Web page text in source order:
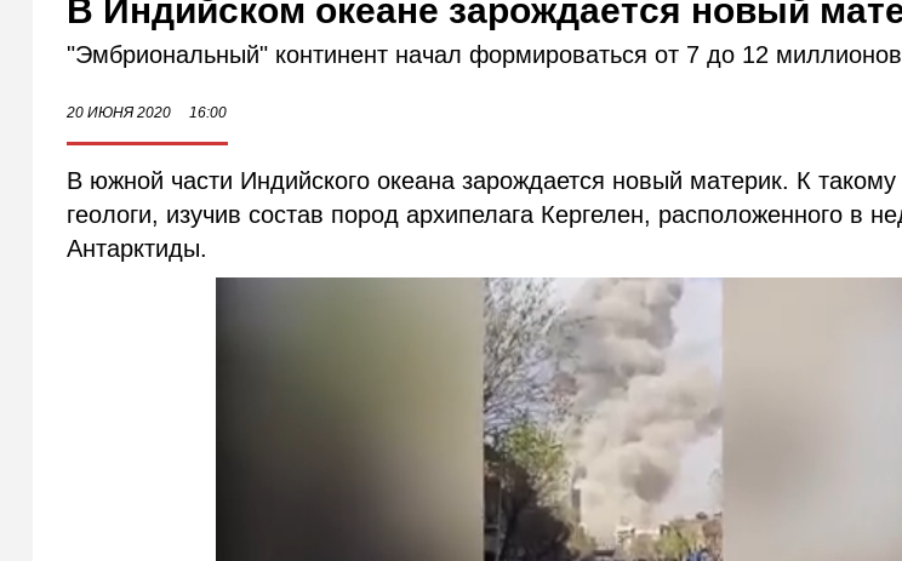
В Индийском океане зарождается новый
"Эмбриональный" континент начал формироваться от 7 до 12
20 ИЮНЯ 2020 16:00
В южной части Индийского океана зарождается новый материк. К
геологи, изучив состав пород архипелага Кергелен, расположенного в
Антарктиды.